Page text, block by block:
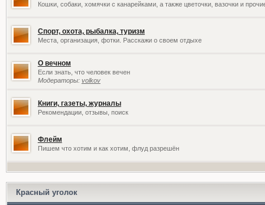
Кошки, собаки, хомячки с канарейками, а также цветочки, вазочки и
Спорт, охота, рыбалка, туризм
Места, организация, фотки. Расскажи о своем отдыхе
О вечном
Если знать, что человек вечен
Модераторы: volkov
Книги, газеты, журналы
Рекомендации, отзывы, поиск
Флейм
Пишем что хотим и как хотим, флуд разрешён
Красный уголок